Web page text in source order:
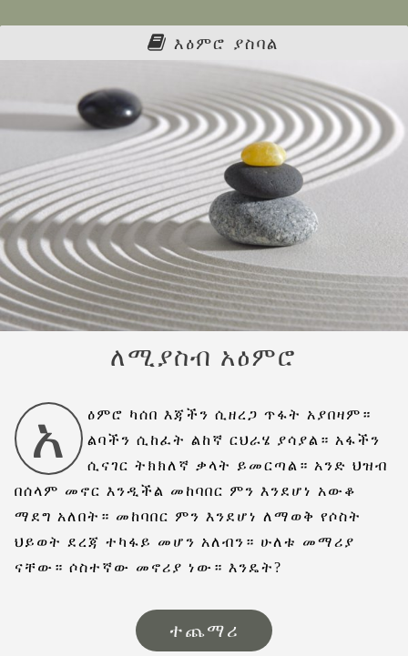
እዕምሮ ያስባል
ለሚያስብ አዕምሮ
አ
ዕምሮ ካሰበ እጃችን ሲዘረጋ ጥፋት አያበዛም።
ልባችን ሲከፈት ልከኛ ርህራሄ ያሳያል። አፋችን
ሲናገር ትክክለኛ ቃላት ይመርጣል። አንድ ህዝብ
በሰላም መኖር እንዲችል መከባበር ምን እንደሆነ አውቆ
ማደግ አለበት። መከባበር ምን እንደሆነ ለማወቅ የሶስት
ህይወት ደረጃ ተካፋይ መሆን አለብን። ሁለቱ መማሪያ
ናቸው። ሶስተኛው መኖሪያ ነው። እንዴት?
ተጨማሪ